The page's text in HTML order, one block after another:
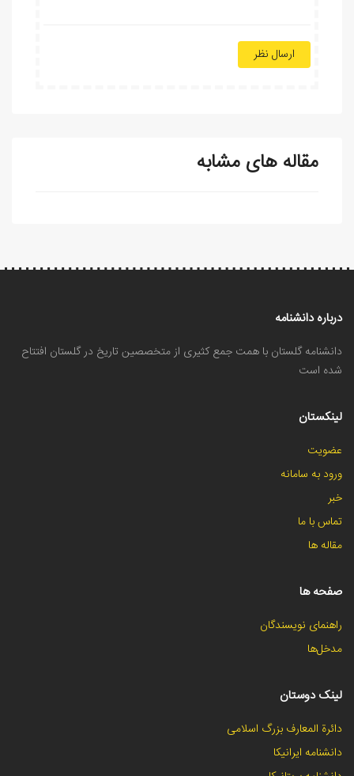
ارسال نظر
مقاله های مشابه
درباره دانشنامه
دانشنامه گلستان با همت جمع کثیری از متخصصین تاریخ در گلستان افتتاح
شده است
لینکستان
عضویت
ورود به سامانه
خبر
تماس با ما
مقاله ها
صفحه ها
راهنمای نویسندگان
مدخل‌ها
لینک دوستان
دائرة المعارف بزرگ اسلامی
دانشنامه ایرانیکا